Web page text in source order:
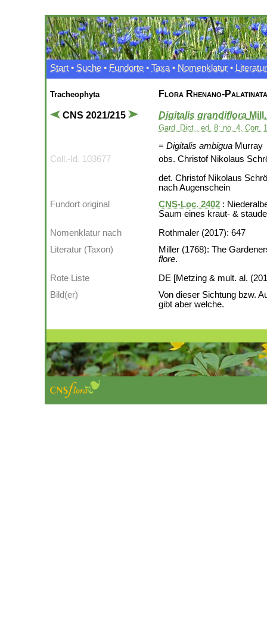
Start • Suche • Fundorte • Taxa • Nomenklatur • Literatur
Tracheophyta
CNS 2021/215
Flora Rhenano-Palatinata
Digitalis grandiflora
Gard. Dict., ed. 8: no. 4, Corr.
= Digitalis ambigua Murray
Coll.-Id. 103677
obs. Christof Nikolaus
det. Christof Nikolaus
nach Augenschein
Fundort original
CNS-Loc. 2402 :
Saum eines kraut- &
Nomenklatur nach
Rothmaler (2017): 647
Literatur (Taxon)
Miller (1768): The
flore.
Rote Liste
DE [Metzing & mult. al.
Bild(er)
Von dieser Sichtung bzw.
gibt aber welche.